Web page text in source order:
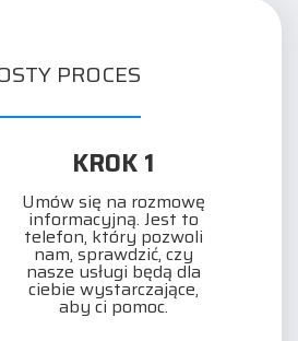
PROCES
KROK 1
Umów się na rozmowę
informacyjną. Jest to
telefon, który pozwoli
nam, sprawdzić, czy
nasze usługi będą dla
ciebie wystarczające,
aby ci pomoc.